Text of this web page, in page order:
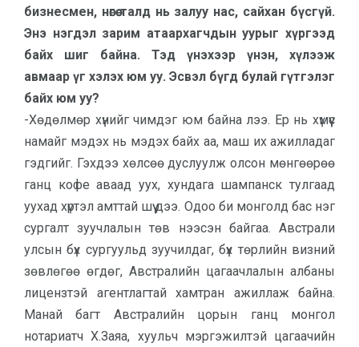
бизнесмен, нөгөө талд нь залуу нас, сайхан бүсгүй.
Энэ нэгдэл зарим атаархагчдын уурыг хүргээд
байх шиг байна. Тэд үнэхээр үнэн, хүлээж
авмаар үг хэлэх юм уу. Эсвэл бүгд булай гүтгэлэг
байх юм уу?
-Хөдөлмөр хүнийг чимдэг юм байна лээ. Ер нь хүмүүс
намайг мэдэх нь мэдэх байх аа, маш их ажилладаг
гэдгийг. Гэхдээ хөлсөө дуслуулж олсон мөнгөөрөө
ганц кофе аваад уух, хундага шампанск тулгаад
уухад хүртэл амттай шүү дээ. Одоо би монголд бас нэг
сургалт зуучлалын төв нээсэн байгаа. Австрали
улсын бүх сургуульд зуучилдаг, бүх төрлийн визний
зөвлөгөө өгдөг, Австралийн цагаачлалын албаны
лицензтэй агентлагтай хамтран ажиллаж байна.
Манай багт Австралийн цорын ганц монгол
нотариатч Х.Заяа, хуульч мэргэжилтэй цагаачийн